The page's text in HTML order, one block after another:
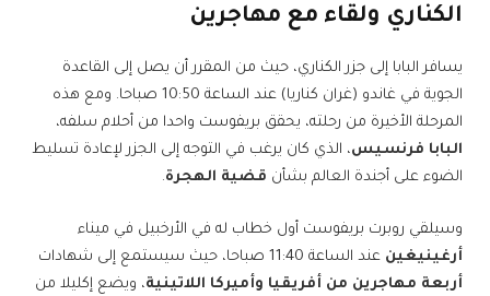
الكناري ولقاء مع مهاجرين
يسافر البابا إلى جزر الكناري، حيث من المقرر أن يصل إلى القاعدة
الجوية في غاندو (غران كناريا) عند الساعة 10:50 صباحا. ومع هذه
المرحلة الأخيرة من رحلته، يحقق بريفوست واحدا من أحلام سلفه،
البابا فرنسيس، الذي كان يرغب في التوجه إلى الجزر لإعادة تسليط
الضوء على أجندة العالم بشأن قضية الهجرة.
وسيلقي روبرت بريفوست أول خطاب له في الأرخبيل في ميناء
أرغينيغين عند الساعة 11:40 صباحا، حيث سيستمع إلى شهادات
أربعة مهاجرين من أفريقيا وأميركا اللاتينية، ويضع إكليلا من